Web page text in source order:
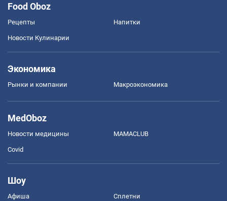
Food Oboz
Рецепты Напитки
Новости Кулинарии
Экономика
Рынки и компании Mакроэкономика
MedOboz
Новости медицины MAMACLUB
Covid
Шоу
Афиша Сплетни